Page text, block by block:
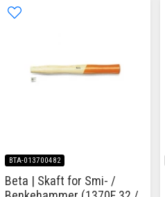
BTA-013700482
Beta | Skaft for Smi- /